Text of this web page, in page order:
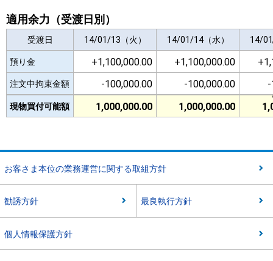
適用余力（受渡日別）
受渡日 14/01/13（火） 14/01/14（水） 14/
預り金 +1,100,000.00 +1,100,000.00
注文中拘束金額 -100,000.00 -100,000.00
現物買付可能額 1,000,000.00 1,000,000.00
受渡日 14/01/13（火） 14/01/14（水） 14/
預り金 +1,100,000.00 +1,100,000.00
注文中拘束金額 -100,000.00 -100,000.00
現物買付可能額 1,000,000.00 1,000,000.00
お客さま本位の業務運営に関する取組方針
勧誘方針 最良執行方針
個人情報保護方針